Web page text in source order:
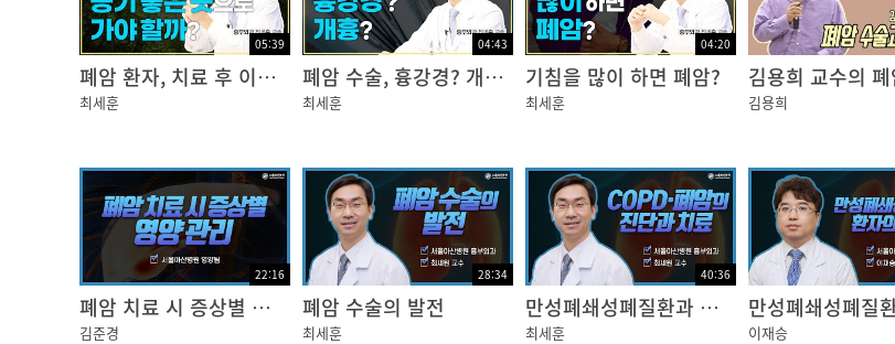
05:39
폐암 환자, 치료 후 이렇게 살아가자
최세훈
04:43
폐암 수술, 흉강경? 개흉?
최세훈
04:20
기침을 많이 하면 폐암?
최세훈 김용희
22:16
폐암 치료 시 증상별 영양관리
김준경
28:34
폐암 수술의 발전
최세훈
40:36
만성폐쇄성폐질환과 폐암의 수술적 치료
최세훈 이재승